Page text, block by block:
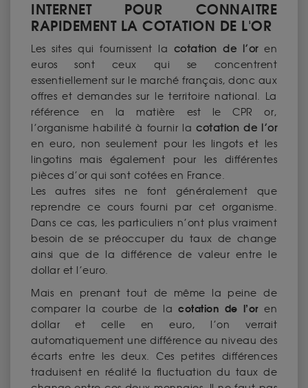
INTERNET POUR CONNAITRE
RAPIDEMENT LA COTATION DE L'OR
Les sites qui fournissent la cotation de l’or en
euros sont ceux qui se concentrent
essentiellement sur le marché français, donc aux
offres et demandes sur le territoire national. La
référence en la matière est le CPR or,
l’organisme habilité à fournir lacotation de l’or
en euro, non seulement pour les lingots et les
lingotins mais également pour les différentes
pièces d’or qui sont cotées en France.
Les autres sites ne font généralement que
reprendre ce cours fourni par cet organisme.
Dans ce cas, les particuliers n’ont plus vraiment
besoin de se préoccuper du taux de change
ainsi que de la différence de valeur entre le
dollar et l’euro.
Mais en prenant tout de même la peine de
comparer la courbe de lacotation de l’or en
dollar et celle en euro, l’on verrait
automatiquement une différence au niveau des
écarts entre les deux. Ces petites différences
traduisent en réalité la fluctuation du taux de